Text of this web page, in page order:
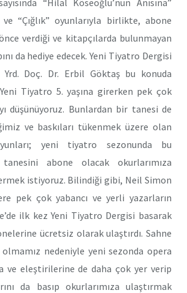
ve “Çığlık” oyunlarıyla birlikte, abone
verdiği ve kitapçılarda bulunmayan
da hediye edecek. Yeni Tiyatro Dergisi
Yrd. Doç. Dr. Erbil Göktaş bu konuda
Tiyatro 5. yaşına girerken pek çok
düşünüyoruz. Bunlardan bir tanesi de
ve baskıları tükenmek üzere olan
yeni tiyatro sezonunda bu
abone olacak okurlarımıza
istiyoruz. Bilindiği gibi, Neil Simon
pek çok yabancı ve yerli yazarların
ilk kez Yeni Tiyatro Dergisi basarak
ücretsiz olarak ulaştırdı. Sahne
nedeniyle yeni sezonda opera
ve eleştirilerine de daha çok yer verip
da basıp okurlarımıza ulaştırmak